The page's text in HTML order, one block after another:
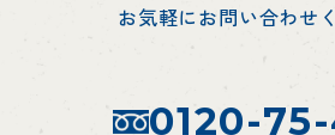
お気軽にお問い合わせ
0120-